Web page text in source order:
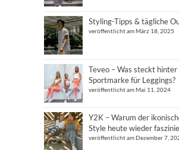
Styling-Tipps & tägliche
veröffentlicht am März 18, 2025
Teveo – Was steckt hinter
Sportmarke für Leggings?
veröffentlicht am Mai 11, 2024
Y2K – Warum der
Style heute wieder
veröffentlicht am Dezember 7,